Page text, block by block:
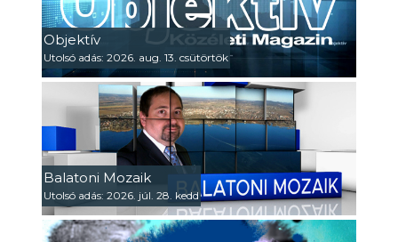
Objektív
Utolsó adás: 2026. aug. 13. csütörtök
Balatoni Mozaik
Utolsó adás: 2026. júl. 28. kedd